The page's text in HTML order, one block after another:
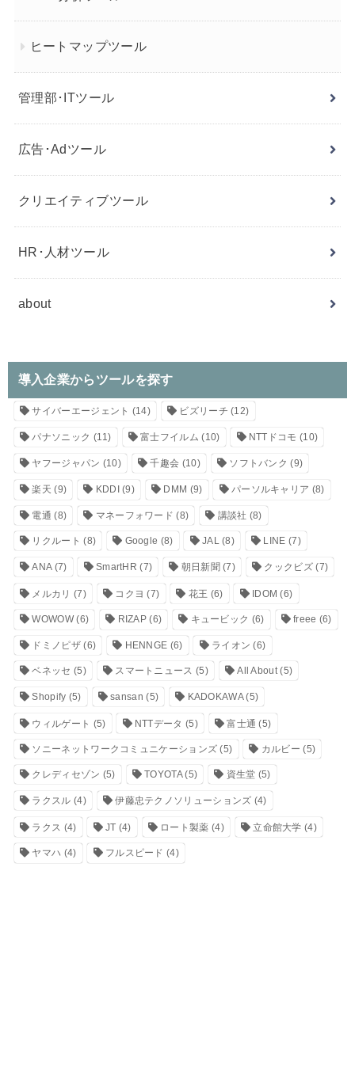
ヒートマップツール
管理部･ITツール
広告･Adツール
クリエイティブツール
HR･人材ツール
about
導入企業からツールを探す
サイバーエージェント (14) ビズリーチ (12)
パナソニック (11) 富士フイルム (10) NTTドコモ (10)
ヤフージャパン (10) 千趣会 (10) ソフトバンク (9)
楽天 (9) KDDI (9) DMM (9) パーソルキャリア (8)
電通 (8) マネーフォワード (8) 講談社 (8)
リクルート (8) Google (8) JAL(8) LINE (7)
ANA(7) SmartHR (7) 朝日新聞 (7) クックビズ(7)
メルカリ (7) コクヨ (7) 花王 (6) IDOM (6)
WOWOW(6) RIZAP (6) キュービック (6) freee (6)
ドミノピザ(6) HENNGE (6) ライオン (6)
ベネッセ (5) スマートニュース (5) All About(5)
Shopify (5) sansan (5) KADOKAWA(5)
ウィルゲート (5) NTTデータ (5) 富士通 (5)
ソニーネットワークコミュニケーションズ (5) カルビー (5)
クレディセゾン (5) TOYOTA(5) 資生堂 (5)
ラクスル (4) 伊藤忠テクノソリューションズ (4)
ラクス (4) JT (4) ロート製薬 (4) 立命館大学 (4)
ヤマハ (4) フルスピード (4)